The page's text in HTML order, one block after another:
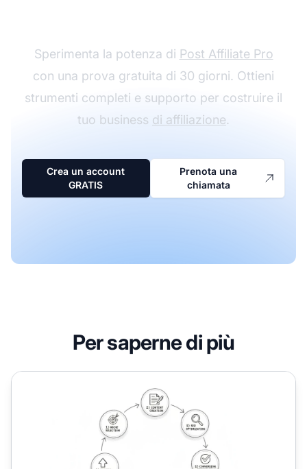
Sperimenta la potenza di Post Affiliate Pro
con una prova gratuita di 30 giorni. Ottieni
strumenti completi e supporto per costruire il
tuo business di affiliazione.
Crea un account
GRATIS
Prenota una
chiamata
Per saperne di più
Cosa Imparerò dai Corsi Gratuiti di Affiliate Marketing?